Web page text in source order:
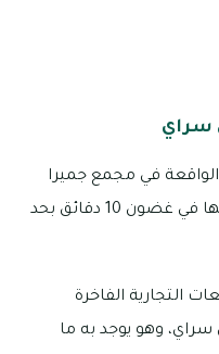
سراي
الواقعة في مجمع جميرا
زعبيل سراي، وهى يمكن الوصول إليها في غضون 10 دقائق بحد
التجارية الفاخرة
سراي، وهو يوجد به ما